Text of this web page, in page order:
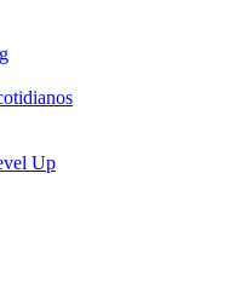
Up